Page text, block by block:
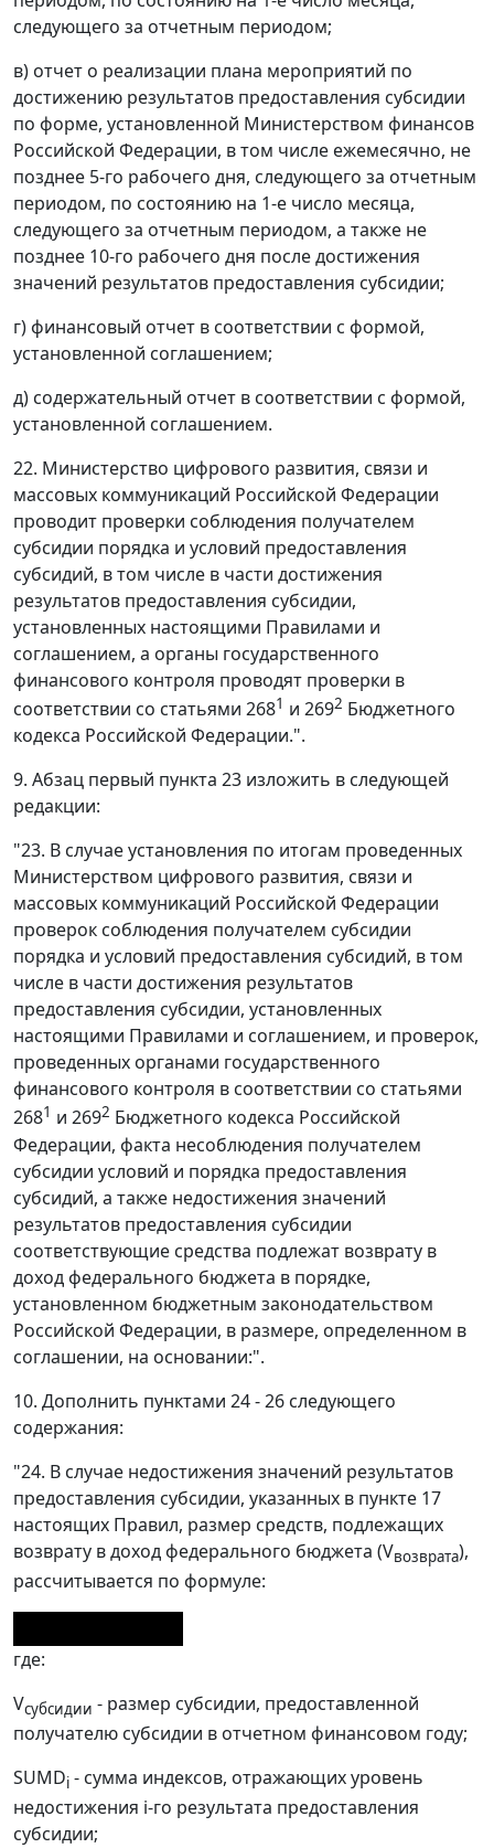
следующего за отчетным периодом;
в) отчет о реализации плана мероприятий по
достижению результатов предоставления субсидии
по форме, установленной Министерством финансов
Российской Федерации, в том числе ежемесячно, не
позднее 5-го рабочего дня, следующего за отчетным
периодом, по состоянию на 1-е число месяца,
следующего за отчетным периодом, а также не
позднее 10-го рабочего дня после достижения
значений результатов предоставления субсидии;
г) финансовый отчет в соответствии с формой,
установленной соглашением;
д) содержательный отчет в соответствии с формой,
установленной соглашением.
22. Министерство цифрового развития, связи и
массовых коммуникаций Российской Федерации
проводит проверки соблюдения получателем
субсидии порядка и условий предоставления
субсидий, в том числе в части достижения
результатов предоставления субсидии,
установленных настоящими Правилами и
соглашением, а органы государственного
финансового контроля проводят проверки в
соответствии со статьями 2681 и 2692 Бюджетного
кодекса Российской Федерации.".
9. Абзац первый пункта 23 изложить в следующей
редакции:
"23. В случае установления по итогам проведенных
Министерством цифрового развития, связи и
массовых коммуникаций Российской Федерации
проверок соблюдения получателем субсидии
порядка и условий предоставления субсидий, в том
числе в части достижения результатов
предоставления субсидии, установленных
настоящими Правилами и соглашением, и проверок,
проведенных органами государственного
финансового контроля в соответствии со статьями
2681 и 2692 Бюджетного кодекса Российской
Федерации, факта несоблюдения получателем
субсидии условий и порядка предоставления
субсидий, а также недостижения значений
результатов предоставления субсидии
соответствующие средства подлежат возврату в
доход федерального бюджета в порядке,
установленном бюджетным законодательством
Российской Федерации, в размере, определенном в
соглашении, на основании:".
10. Дополнить пунктами 24 - 26 следующего
содержания:
"24. В случае недостижения значений результатов
предоставления субсидии, указанных в пункте 17
настоящих Правил, размер средств, подлежащих
возврату в доход федерального бюджета (Vвозврата),
рассчитывается по формуле:
где:
Vсубсидии - размер субсидии, предоставленной
получателю субсидии в отчетном финансовом году;
SUMDi - сумма индексов, отражающих уровень
недостижения i-го результата предоставления
субсидии;